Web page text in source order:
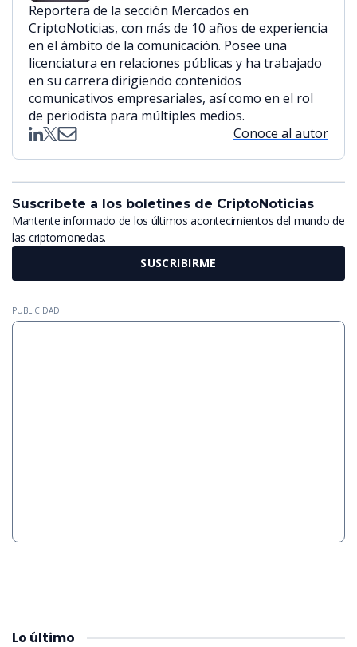
Reportera de la sección Mercados en
CriptoNoticias, con más de 10 años de experiencia
en el ámbito de la comunicación. Posee una
licenciatura en relaciones públicas y ha trabajado
en su carrera dirigiendo contenidos
comunicativos empresariales, así como en el rol
de periodista para múltiples medios.
Conoce al autor
Suscríbete a los boletines de CriptoNoticias
Mantente informado de los últimos acontecimientos del mundo de
las criptomonedas.
SUSCRIBIRME
PUBLICIDAD
Lo último